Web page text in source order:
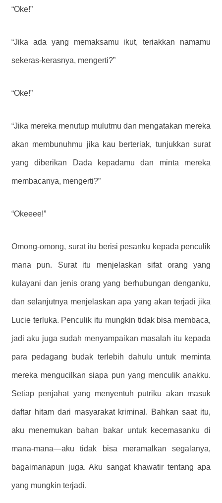
“Oke!”
“Jika ada yang memaksamu ikut, teriakkan namamu
sekeras-kerasnya, mengerti?”
“Oke!”
“Jika mereka menutup mulutmu dan mengatakan mereka
akan membunuhmu jika kau berteriak, tunjukkan surat
yang diberikan Dada kepadamu dan minta mereka
membacanya, mengerti?”
“Okeeee!”
Omong-omong, surat itu berisi pesanku kepada penculik
mana pun. Surat itu menjelaskan sifat orang yang
kulayani dan jenis orang yang berhubungan denganku,
dan selanjutnya menjelaskan apa yang akan terjadi jika
Lucie terluka. Penculik itu mungkin tidak bisa membaca,
jadi aku juga sudah menyampaikan masalah itu kepada
para pedagang budak terlebih dahulu untuk meminta
mereka mengucilkan siapa pun yang menculik anakku.
Setiap penjahat yang menyentuh putriku akan masuk
daftar hitam dari masyarakat kriminal. Bahkan saat itu,
aku menemukan bahan bakar untuk kecemasanku di
mana-mana—aku tidak bisa meramalkan segalanya,
bagaimanapun juga. Aku sangat khawatir tentang apa
yang mungkin terjadi.